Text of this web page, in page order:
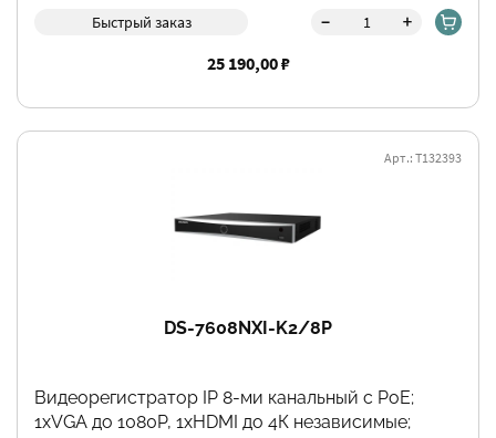
Быстрый заказ - +
25 190,00 ₽
DS-7608NXI-K2/8P
Арт.: Т132393
Видеорегистратор IP 8-ми канальный с PоE;
1хVGA до 1080Р, 1хHDMI до 4К независимые;